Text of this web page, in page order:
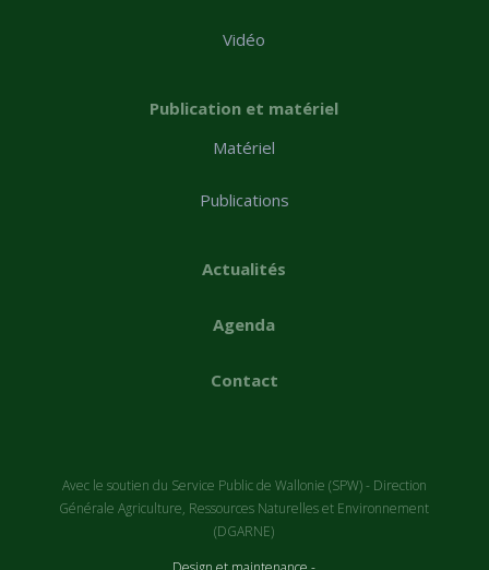
Vidéo
Publication et matériel
Matériel
Publications
Actualités
Agenda
Contact
Avec le soutien du Service Public de Wallonie (SPW) - Direction
Générale Agriculture, Ressources Naturelles et Environnement
(DGARNE)